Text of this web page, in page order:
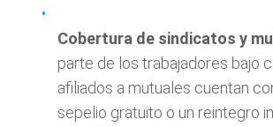
Cobertura de sindicatos y
parte de los trabajadores bajo
afiliados a mutuales cuentan
sepelio gratuito o un reintegro